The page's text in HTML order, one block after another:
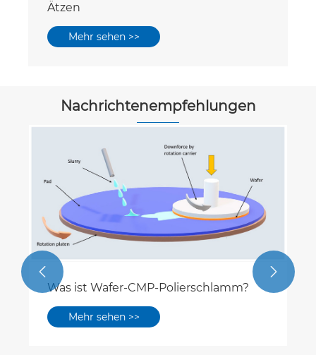
Ätzen
Mehr sehen >>
Nachrichtenempfehlungen
Was ist Wafer-CMP-Polierschlamm?
Mehr sehen >>
 